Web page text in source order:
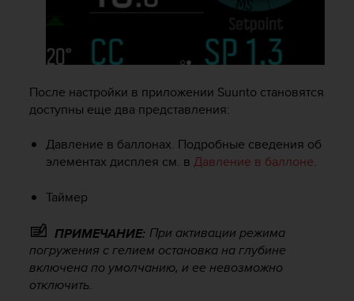
После настройки в приложении Suunto становятся
доступны еще два представления:
Давление в баллонах. Подробные сведения об
элементах дисплея см. в Давление в баллоне.
Таймер
ПРИМЕЧАНИЕ: При активации режима
погружения с гелием остановка на глубине
включена по умолчанию, и ее невозможно
отключить.